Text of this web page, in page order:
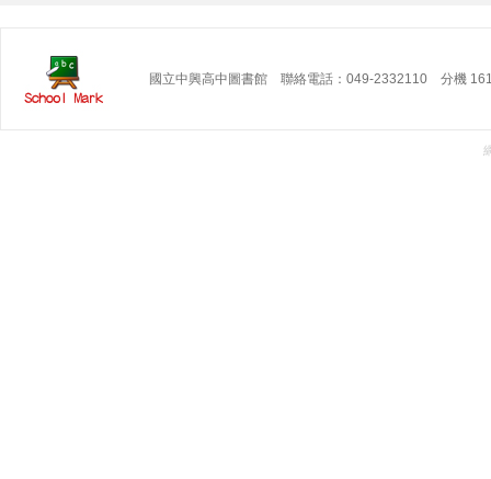
國立中興高中圖書館 聯絡電話：049-2332110 分機